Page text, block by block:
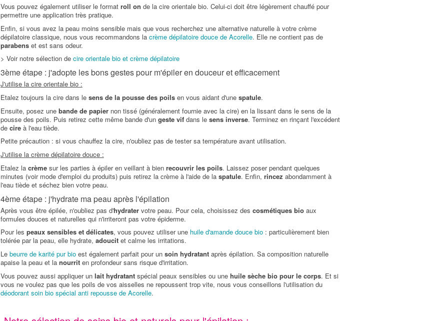
Vous pouvez également utiliser le format roll on de la cire orientale bio. Celui-ci doit être légèrement chauffé pour
permettre une application très pratique.
Enfin, si vous avez la peau moins sensible mais que vous recherchez une alternative naturelle à votre crème
dépilatoire classique, nous vous recommandons la crème dépilatoire douce de Acorelle. Elle ne contient pas de
parabenset est sans odeur.
> Voir notre sélection de cire orientale bio et crème dépilatoire
3ème étape : j'adopte les bons gestes pour m'épiler en douceur et efficacement
J'utilise la cire orientale bio :
Etalez toujours la cire dans le sens de la pousse des poilsen vous aidant d'une spatule.
Ensuite, posez une bande de papiernon tissé (généralement fournie avec la cire) en la lissant dans le sens de la
pousse des poils. Puis retirez cette même bande d'un geste vifdans le sens inverse. Terminez en rinçant l'excédent
de cireà l'eau tiède.
Petite précaution : si vous chauffez la cire, n'oubliez pas de tester sa température avant utilisation.
J'utilise la crème dépilatoire douce :
Etalez la crèmesur les parties à épiler en veillant à bien recouvrir les poils. Laissez poser pendant quelques
minutes (voir mode d'emploi du produits) puis retirez la crème à l'aide de la spatule. Enfin, rincez abondamment à
l'eau tiède et séchez bien votre peau.
4ème étape : j'hydrate ma peau après l'épilation
Après vous être épilée, n'oubliez pas d'hydratervotre peau. Pour cela, choisissez des cosmétiques bioaux
formules douces et naturelles qui n'irriteront pas votre épiderme.
Pour les peaux sensibles et délicates, vous pouvez utiliser une huile d'amande douce bio : particulièrement bien
tolérée par la peau, elle hydrate, adoucitet calme les irritations.
Le beurre de karité pur bioest également parfait pour un soin hydratantaprès épilation. Sa composition naturelle
apaise la peau et la nourriten profondeur sans risque d'irritation.
Vous pouvez aussi appliquer un lait hydratantspécial peaux sensibles ou une huile sèche bio pour le corps. Et si
vous ne voulez pas que les poils de vos aisselles ne repoussent trop vite, nous vous conseillons l'utilisation du
déodorant soin bio spécial anti repousse de Acorelle.